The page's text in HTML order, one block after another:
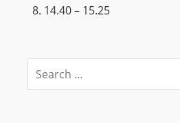
14.40 – 15.25